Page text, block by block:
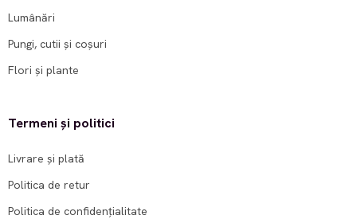
Lumânări
Pungi, cutii și coșuri
Flori și plante
Termeni și politici
Livrare și plată
Politica de retur
Politica de confidențialitate